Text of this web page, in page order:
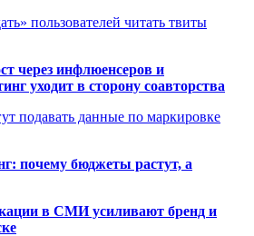
пользователей читать твиты
через инфлюенсеров и
уходит в сторону соавторства
подавать данные по маркировке
почему бюджеты растут, а
в СМИ усиливают бренд и